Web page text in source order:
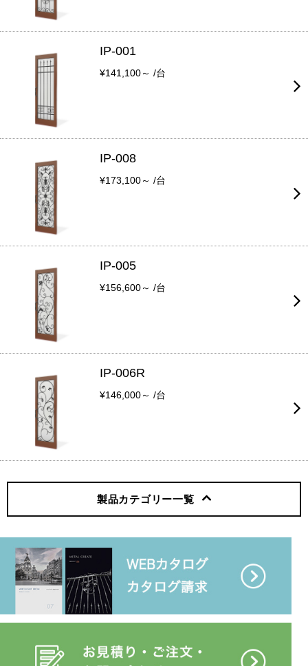
IP-001
¥141,100～ /台
IP-008
¥173,100～ /台
IP-005
¥156,600～ /台
IP-006R
¥146,000～ /台
製品カテゴリー一覧